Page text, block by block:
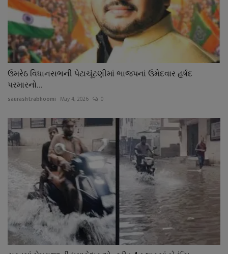
ઉમરેઠ વિધાનસભની પેટાચૂંટણીમાં ભાજપનાં ઉમેદવાર હર્ષદ
પરમારનો...
saurashtrabhoomi May 4, 2026 0